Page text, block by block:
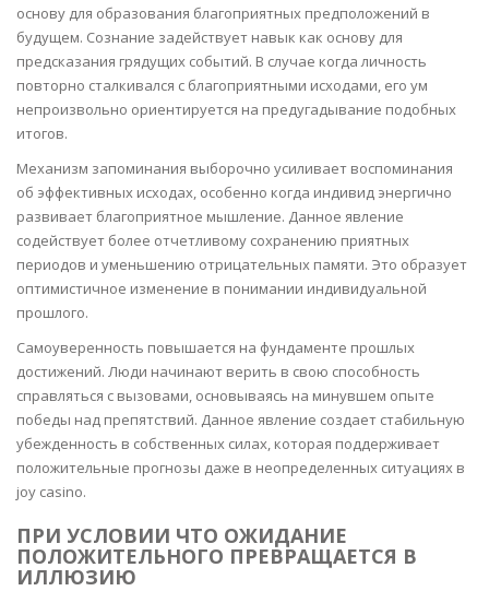
основу для образования благоприятных предположений в
будущем. Сознание задействует навык как основу для
предсказания грядущих событий. В случае когда личность
повторно сталкивался с благоприятными исходами, его ум
непроизвольно ориентируется на предугадывание подобных
итогов.
Механизм запоминания выборочно усиливает воспоминания
об эффективных исходах, особенно когда индивид энергично
развивает благоприятное мышление. Данное явление
содействует более отчетливому сохранению приятных
периодов и уменьшению отрицательных памяти. Это образует
оптимистичное изменение в понимании индивидуальной
прошлого.
Самоуверенность повышается на фундаменте прошлых
достижений. Люди начинают верить в свою способность
справляться с вызовами, основываясь на минувшем опыте
победы над препятствий. Данное явление создает стабильную
убежденность в собственных силах, которая поддерживает
положительные прогнозы даже в неопределенных ситуациях в
joy casino.
ПРИ УСЛОВИИ ЧТО ОЖИДАНИЕ
ПОЛОЖИТЕЛЬНОГО ПРЕВРАЩАЕТСЯ В
ИЛЛЮЗИЮ